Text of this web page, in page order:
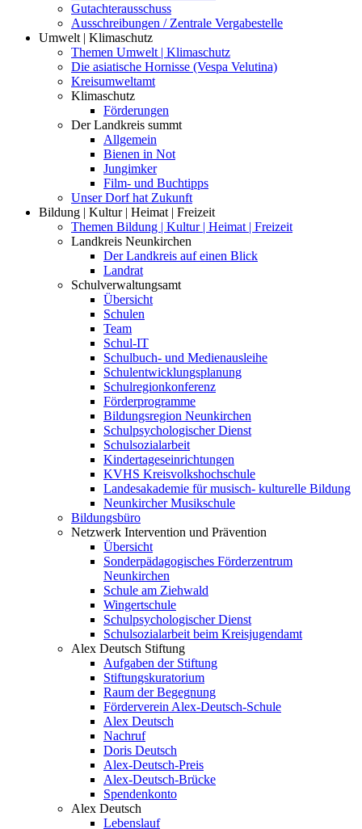
Gutachterausschuss
Ausschreibungen / Zentrale Vergabestelle
Umwelt | Klimaschutz
Themen Umwelt | Klimaschutz
Die asiatische Hornisse (Vespa Velutina)
Kreisumweltamt
Klimaschutz
Förderungen
Der Landkreis summt
Allgemein
Bienen in Not
Jungimker
Film- und Buchtipps
Unser Dorf hat Zukunft
Bildung | Kultur | Heimat | Freizeit
Themen Bildung | Kultur | Heimat | Freizeit
Landkreis Neunkirchen
Der Landkreis auf einen Blick
Landrat
Schulverwaltungsamt
Übersicht
Schulen
Team
Schul-IT
Schulbuch- und Medienausleihe
Schulentwicklungsplanung
Schulregionkonferenz
Förderprogramme
Bildungsregion Neunkirchen
Schulpsychologischer Dienst
Schulsozialarbeit
Kindertageseinrichtungen
KVHS Kreisvolkshochschule
Landesakademie für musisch- kulturelle Bildung
Neunkircher Musikschule
Bildungsbüro
Netzwerk Intervention und Prävention
Übersicht
Sonderpädagogisches Förderzentrum
Neunkirchen
Schule am Ziehwald
Wingertschule
Schulpsychologischer Dienst
Schulsozialarbeit beim Kreisjugendamt
Alex Deutsch Stiftung
Aufgaben der Stiftung
Stiftungskuratorium
Raum der Begegnung
Förderverein Alex-Deutsch-Schule
Alex Deutsch
Nachruf
Doris Deutsch
Alex-Deutsch-Preis
Alex-Deutsch-Brücke
Spendenkonto
Alex Deutsch
Lebenslauf